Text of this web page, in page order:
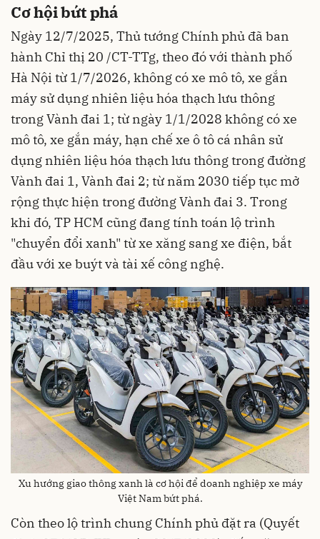
Cơ hội bứt phá
Ngày 12/7/2025, Thủ tướng Chính phủ đã ban
hành Chỉ thị 20 /CT-TTg, theo đó với thành phố
Hà Nội từ 1/7/2026, không có xe mô tô, xe gắn
máy sử dụng nhiên liệu hóa thạch lưu thông
trong Vành đai 1; từ ngày 1/1/2028 không có xe
mô tô, xe gắn máy, hạn chế xe ô tô cá nhân sử
dụng nhiên liệu hóa thạch lưu thông trong đường
Vành đai 1, Vành đai 2; từ năm 2030 tiếp tục mở
rộng thực hiện trong đường Vành đai 3. Trong
khi đó, TP HCM cũng đang tính toán lộ trình
"chuyển đổi xanh" từ xe xăng sang xe điện, bắt
đầu với xe buýt và tài xế công nghệ.
Xu hướng giao thông xanh là cơ hội để doanh nghiệp xe máy
Việt Nam bứt phá.
Còn theo lộ trình chung Chính phủ đặt ra (Quyết